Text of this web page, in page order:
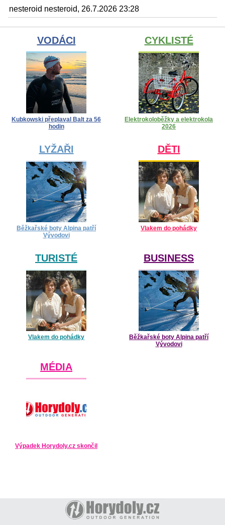
nesteroid nesteroid, 26.7.2026 23:28
VODÁCI
Kubkowski přeplaval Balt za 56
hodin
CYKLISTÉ
Elektrokoloběžky a elektrokola
2026
LYŽAŘI
Běžkařské boty Alpina patří
Vývodovi
DĚTI
Vlakem do pohádky
TURISTÉ
Vlakem do pohádky
BUSINESS
Běžkařské boty Alpina patří
Vývodovi
MÉDIA
Výpadek Horydoly.cz skončil